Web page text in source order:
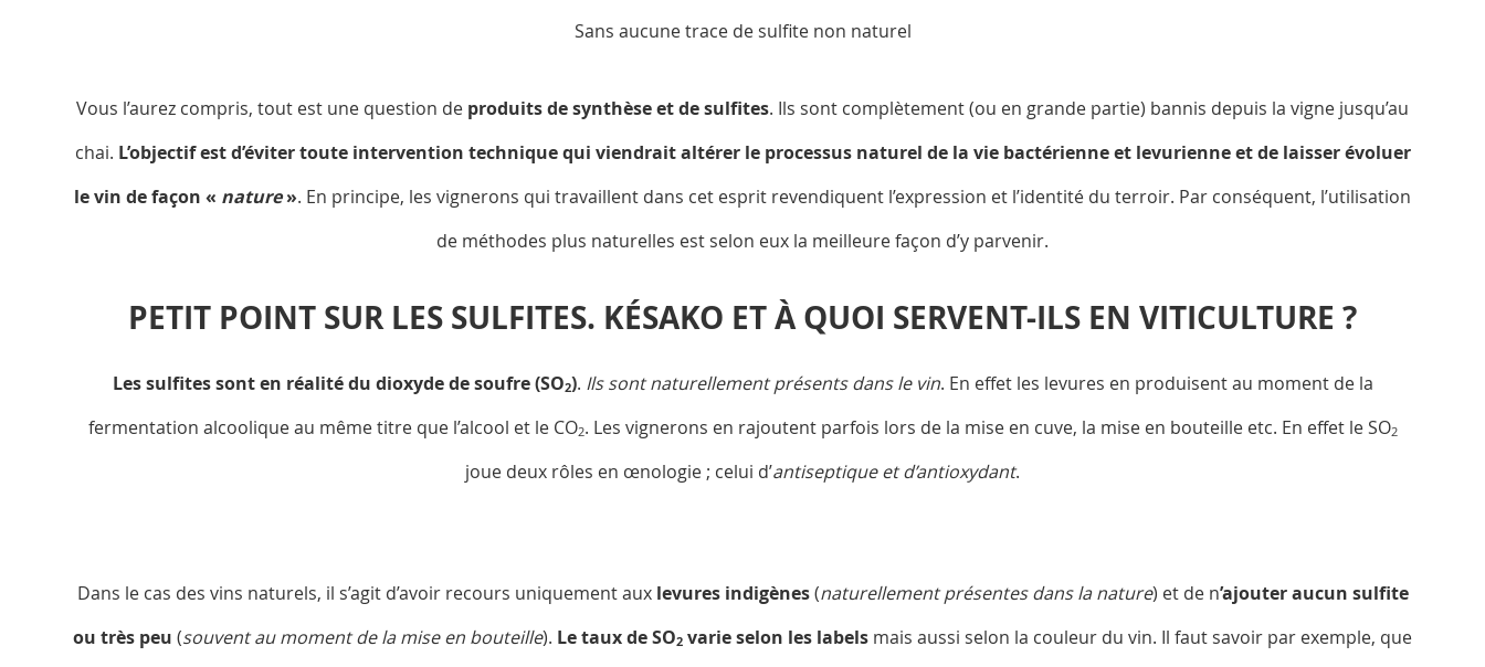
Sans aucune trace de sulfite non naturel
Vous l’aurez compris, tout est une question de produits de synthèse et de sulfites. Ils sont complètement (ou en grande partie) bannis depuis la vigne jusqu’au
chai. L’objectif est d’éviter toute intervention technique qui viendrait altérer le processus naturel de la vie bactérienne et levurienne et de laisser évoluer
le vin de façon « nature». En principe, les vignerons qui travaillent dans cet esprit revendiquent l’expression et l’identité du terroir. Par conséquent, l’utilisation
de méthodes plus naturelles est selon eux la meilleure façon d’y parvenir.
PETIT POINT SUR LES SULFITES. KÉSAKO ET À QUOI SERVENT-ILS EN VITICULTURE ?
Les sulfites sont en réalité du dioxyde de soufre (SO2). Ils sont naturellement présents dans le vin. En effet les levures en produisent au moment de la
fermentation alcoolique au même titre que l’alcool et le CO2. Les vignerons en rajoutent parfois lors de la mise en cuve, la mise en bouteille etc. En effet le SO2
joue deux rôles en œnologie ; celui d’antiseptique et d’antioxydant.
Dans le cas des vins naturels, il s’agit d’avoir recours uniquement aux levures indigènes(naturellement présentes dans la nature) et de n’ajouter aucun sulfite
ou très peu (souvent au moment de la mise en bouteille). Le taux de SO2 varie selon les labels mais aussi selon la couleur du vin. Il faut savoir par exemple, que